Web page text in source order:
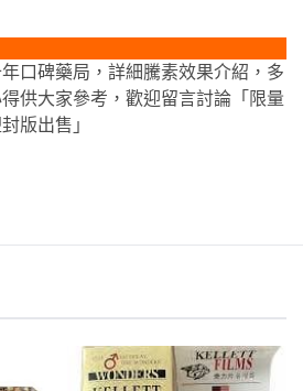
口碑藥局，詳細騰素效果介紹，多
供大家參考，歡迎留言討論「限量
版出售」